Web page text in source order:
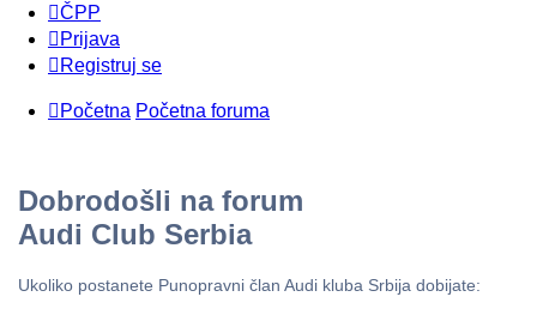
ČPP
Prijava
Registruj se
Početna Početna foruma
Dobrodošli na forum
Audi Club Serbia
Ukoliko postanete Punopravni član Audi kluba Srbija dobijate: